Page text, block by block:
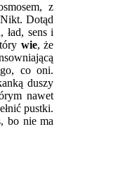
z
Dotąd
ład, sens i
wie, że
co oni.
duszy
nawet
pustki.
bo nie ma